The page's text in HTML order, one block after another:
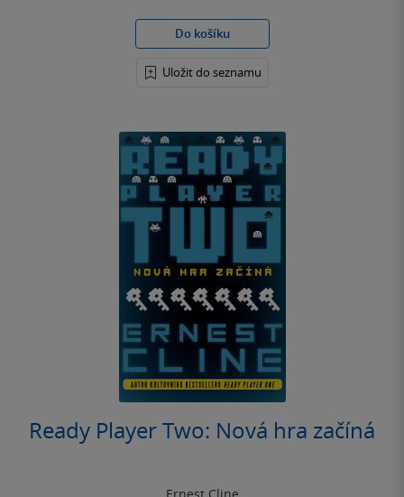
Do košíku
Uložit do seznamu
Ready Player Two: Nová hra začíná
Ernest Cline